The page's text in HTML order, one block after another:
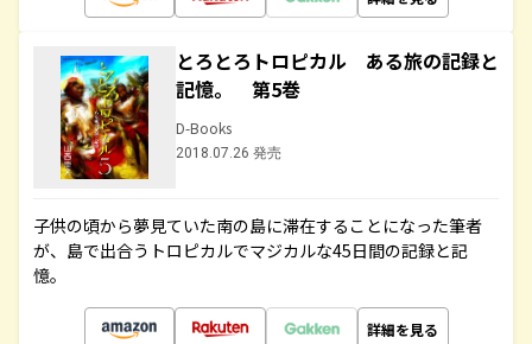
とろとろトロピカル ある旅の記録と
記憶。 第5巻
D-Books
2018.07.26 発売
子供の頃から夢見ていた南の島に滞在することになった筆者
が、島で出合うトロピカルでマジカルな45日間の記録と記
憶。
詳細を見る